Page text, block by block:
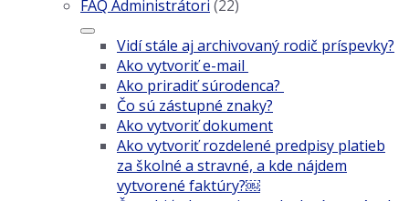
FAQ Administrátori (22)
Vidí stále aj archivovaný rodič príspevky?
Ako vytvoriť e-mail
Ako priradiť súrodenca?
Čo sú zástupné znaky?
Ako vytvoriť dokument
Ako vytvoriť rozdelené predpisy platieb
za školné a stravné, a kde nájdem
vytvorené faktúry?￼